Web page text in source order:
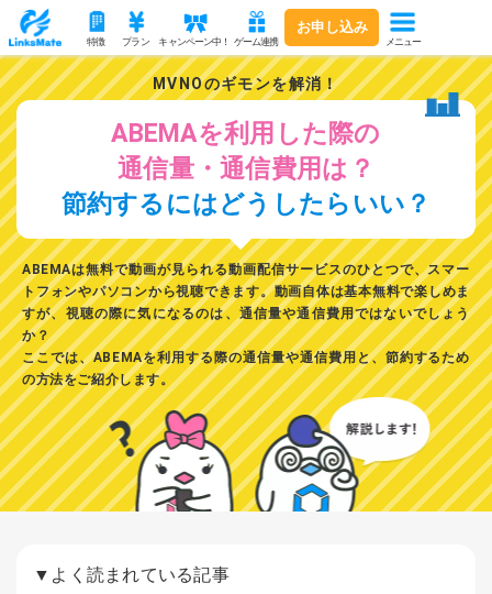
特徴 プラン キャンペーン中！ ゲーム連携
お申し込み
メニュー
MVNOのギモンを解消！
ABEMAを利用した際の
通信量・通信費用は？
節約するにはどうしたらいい？
ABEMAは無料で動画が見られる動画配信サービスのひとつで、スマー
トフォンやパソコンから視聴できます。動画自体は基本無料で楽しめま
すが、視聴の際に気になるのは、通信量や通信費用ではないでしょう
か？
ここでは、ABEMAを利用する際の通信量や通信費用と、節約するため
の方法をご紹介します。
▼よく読まれている記事